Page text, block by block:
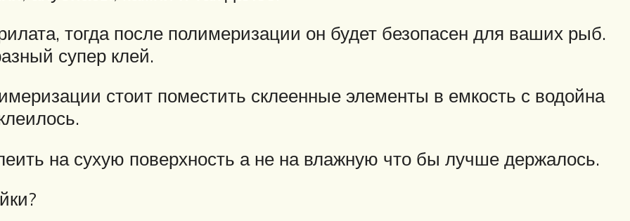
тогда после полимеризации он будет безопасен для ваших рыб.
супер клей.
стоит поместить склеенные элементы в емкость с водойна
на сухую поверхность а не на влажную что бы лучше держалось.